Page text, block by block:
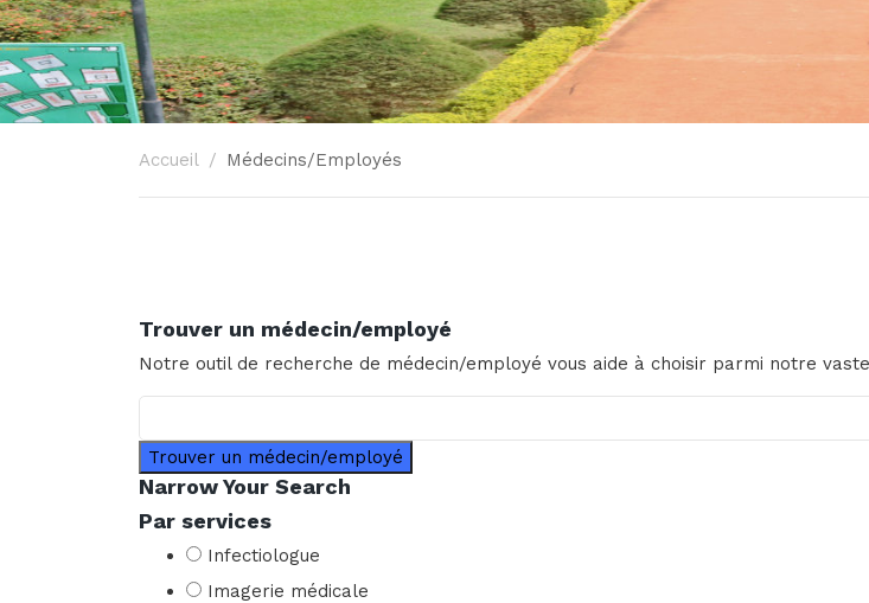
Accueil Médecins/Employés
Trouver un médecin/employé
Notre outil de recherche de médecin/employé vous aide à choisir parmi notre
Trouver un médecin/employé
Narrow Your Search
Par services
Infectiologue
Imagerie médicale